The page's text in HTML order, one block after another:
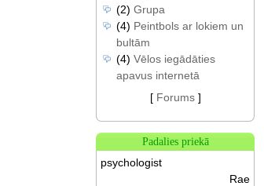
(2) Grupa
(4) Peintbols ar lokiem un
bultām
(4) Vēlos iegādāties
apavus internetā
[ Forums]
Padalies priekā
psychologist
Rae